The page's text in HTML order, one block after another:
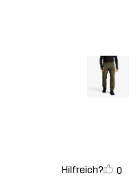
Hilfreich? 0